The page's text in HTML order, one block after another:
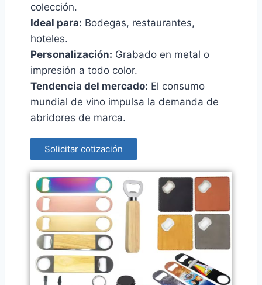
colección.
Ideal para: Bodegas, restaurantes,
hoteles.
Personalización: Grabado en metal o
impresión a todo color.
Tendencia del mercado: El consumo
mundial de vino impulsa la demanda de
abridores de marca.
Solicitar cotización